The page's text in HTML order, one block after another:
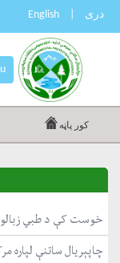
English دری
کور پاڼه
خوست کې د طبي زبالو
چاپېریال ساتنې لپاره